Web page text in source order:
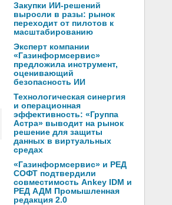
Закупки ИИ-решений
выросли в разы: рынок
переходит от пилотов к
масштабированию
Эксперт компании
«Газинформсервис»
предложила инструмент,
оценивающий
безопасность ИИ
Технологическая синергия
и операционная
эффективность: «Группа
Астра» выводит на рынок
решение для защиты
данных в виртуальных
средах
«Газинформсервис» и РЕД
СОФТ подтвердили
совместимость Ankey IDM и
РЕД АДМ Промышленная
редакция 2.0